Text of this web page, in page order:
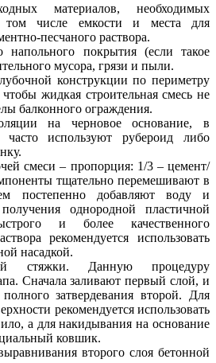
материалов, необходимых
том числе емкости и места для
песчаного раствора.
напольного покрытия (если такое
мусора, грязи и пыли.
конструкции по периметру
жидкая строительная смесь не
балконного ограждения.
на черновое основание, в
часто используют рубероид либо
смеси – пропорция: 1/3 – цемент/
тщательно перемешивают в
постепенно добавляют воду и
однородной пластичной
и более качественного
рекомендуется использовать
насадкой.
стяжки. Данную процедуру
Сначала заливают первый слой, и
затвердевания второй. Для
рекомендуется использовать
а для накидывания на основание
ковшик.
второго слоя бетонной